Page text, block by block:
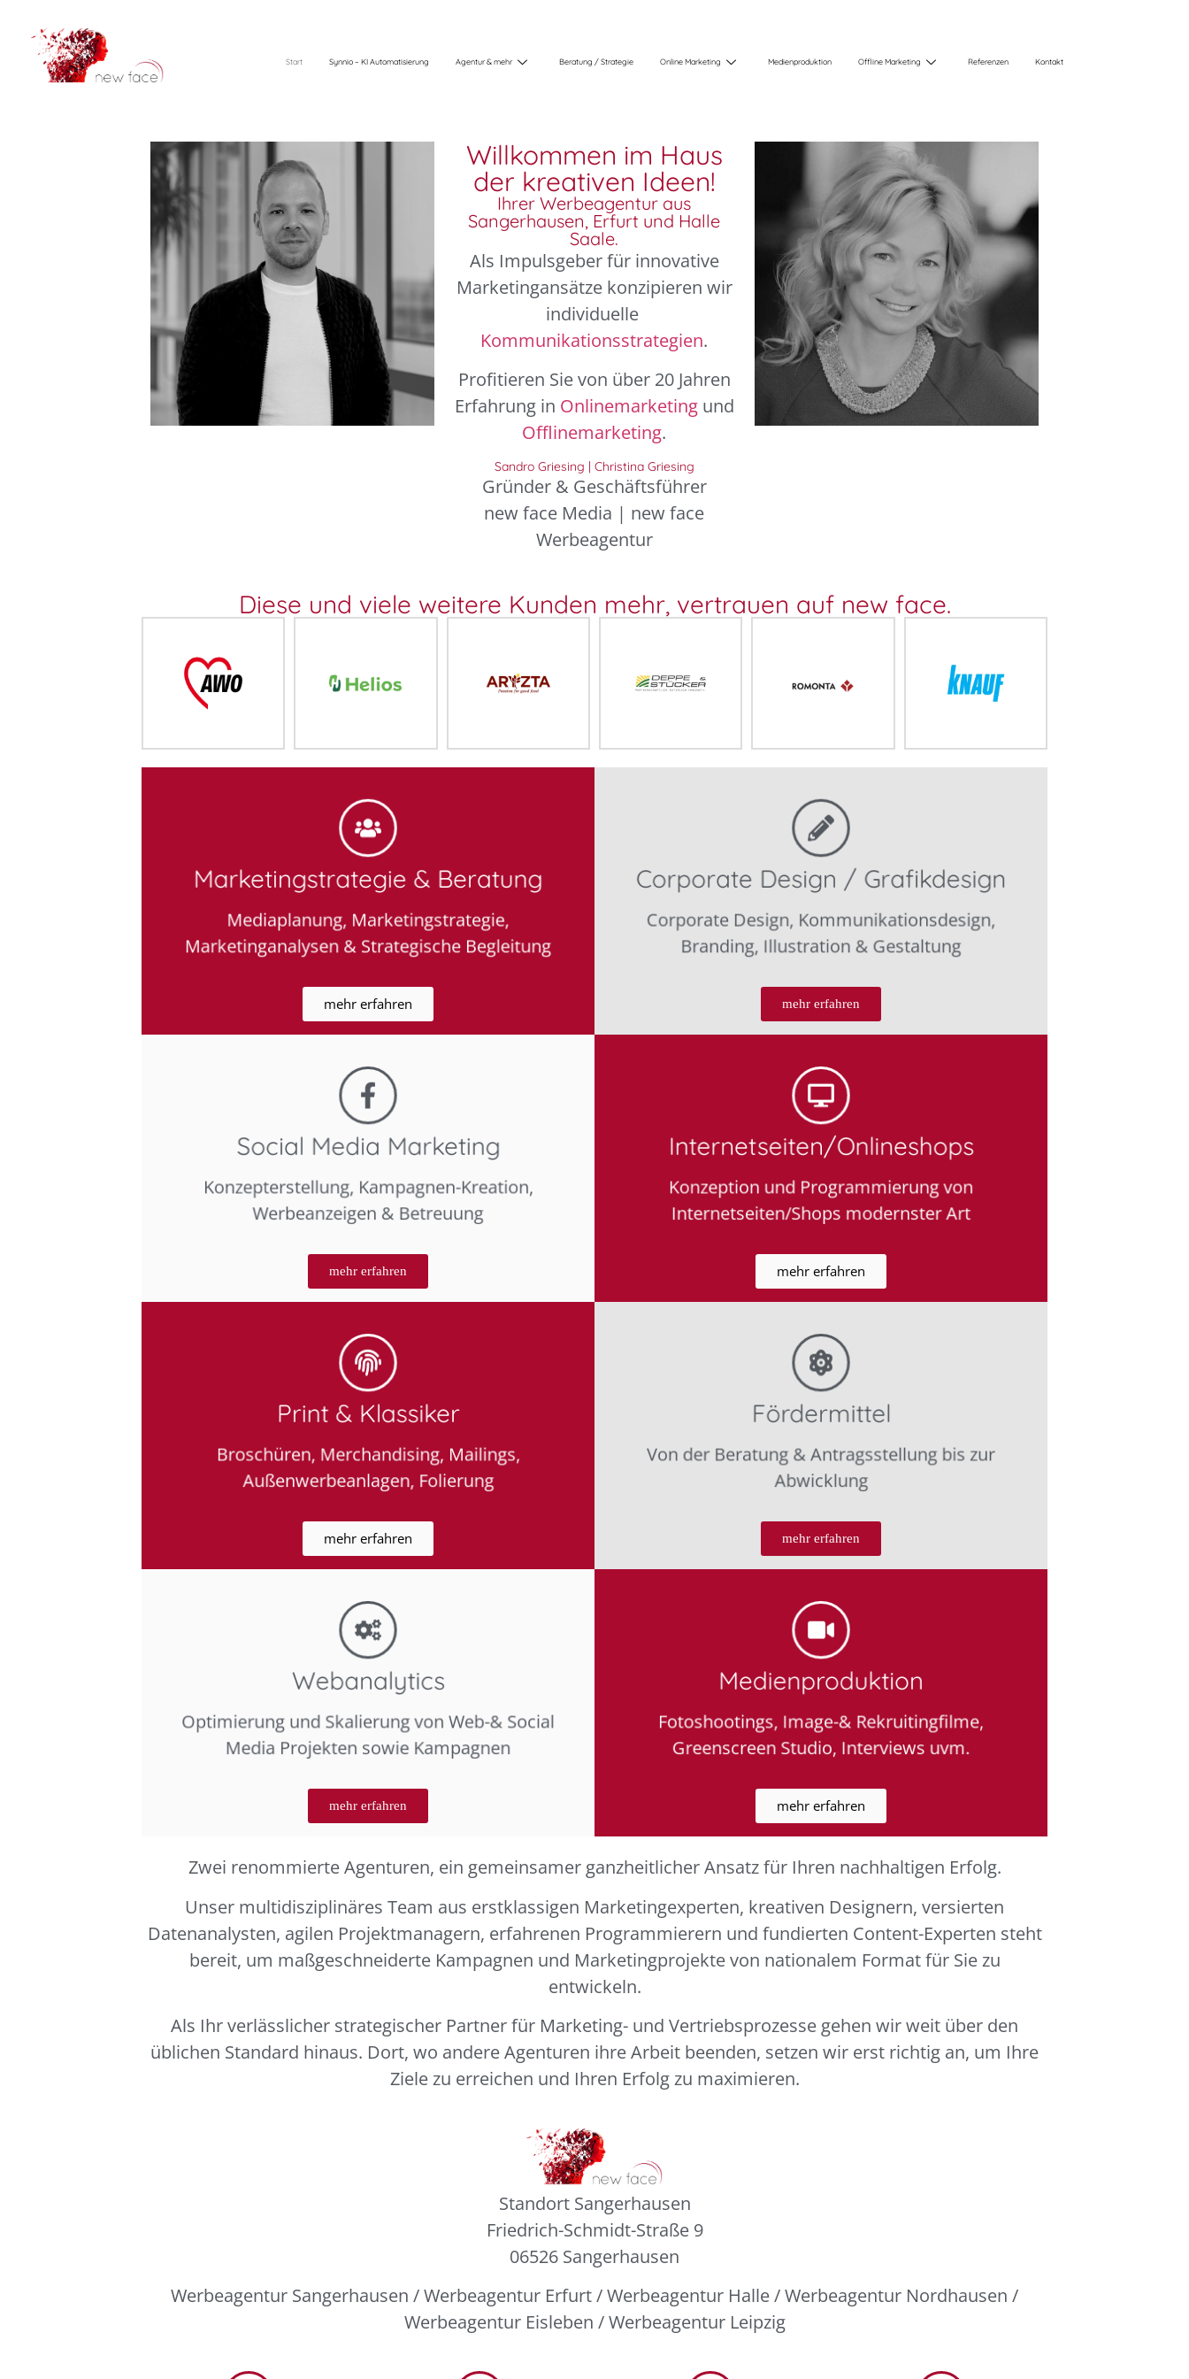
Start Synnio – KI Automatisierung Agentur & mehr Beratung / Strategie Online Marketing Medienproduktion Offline Marketing Referenzen Kontakt
Willkommen im Haus
der kreativen Ideen!
Ihrer Werbeagentur aus
Sangerhausen, Erfurt und Halle
Saale.
Als Impulsgeber für innovative
Marketingansätze konzipieren wir
individuelle
Kommunikationsstrategien.
Profitieren Sie von über 20 Jahren
Erfahrung in Onlinemarketingund
Offlinemarketing.
Sandro Griesing | Christina Griesing
Gründer & Geschäftsführer
new face Media | new face
Werbeagentur
Diese und viele weitere Kunden mehr, vertrauen auf new face.
Marketingstrategie & Beratung
Mediaplanung, Marketingstrategie,
Marketinganalysen & Strategische Begleitung
mehr erfahren
Corporate Design / Grafikdesign
Corporate Design, Kommunikationsdesign,
Branding, Illustration & Gestaltung
mehr erfahren
Social Media Marketing
Konzepterstellung, Kampagnen-Kreation,
Werbeanzeigen & Betreuung
mehr erfahren
Internetseiten/Onlineshops
Konzeption und Programmierung von
Internetseiten/Shops modernster Art
mehr erfahren
Print & Klassiker
Broschüren, Merchandising, Mailings,
Außenwerbeanlagen, Folierung
mehr erfahren
Fördermittel
Von der Beratung & Antragsstellung bis zur
Abwicklung
mehr erfahren
Webanalytics
Optimierung und Skalierung von Web-& Social
Media Projekten sowie Kampagnen
mehr erfahren
Medienproduktion
Fotoshootings, Image-& Rekruitingfilme,
Greenscreen Studio, Interviews uvm.
mehr erfahren
Zwei renommierte Agenturen, ein gemeinsamer ganzheitlicher Ansatz für Ihren nachhaltigen Erfolg.
Unser multidisziplinäres Team aus erstklassigen Marketingexperten, kreativen Designern, versierten
Datenanalysten, agilen Projektmanagern, erfahrenen Programmierern und fundierten Content-Experten steht
bereit, um maßgeschneiderte Kampagnen und Marketingprojekte von nationalem Format für Sie zu
entwickeln.
Als Ihr verlässlicher strategischer Partner für Marketing- und Vertriebsprozesse gehen wir weit über den
üblichen Standard hinaus. Dort, wo andere Agenturen ihre Arbeit beenden, setzen wir erst richtig an, um Ihre
Ziele zu erreichen und Ihren Erfolg zu maximieren.
Standort Sangerhausen
Friedrich-Schmidt-Straße 9
06526 Sangerhausen
Werbeagentur Sangerhausen / Werbeagentur Erfurt / Werbeagentur Halle / Werbeagentur Nordhausen /
Werbeagentur Eisleben / Werbeagentur Leipzig